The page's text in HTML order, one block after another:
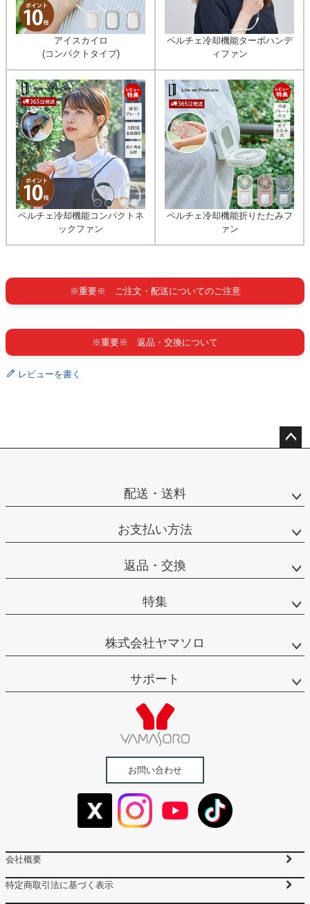
アイスカイロ
(コンパクトタイプ)
ペルチェ冷却機能ターボハンデ
ィファン
ペルチェ冷却機能コンパクトネ
ックファン
ペルチェ冷却機能折りたたみフ
ァン
※重要※ ご注文・配送についてのご注意
※重要※ 返品・交換について
レビューを書く
配送・送料
お支払い方法
返品・交換
特集
お問い合わせ
株式会社ヤマソロ
サポート
会社概要
特定商取引法に基づく表示